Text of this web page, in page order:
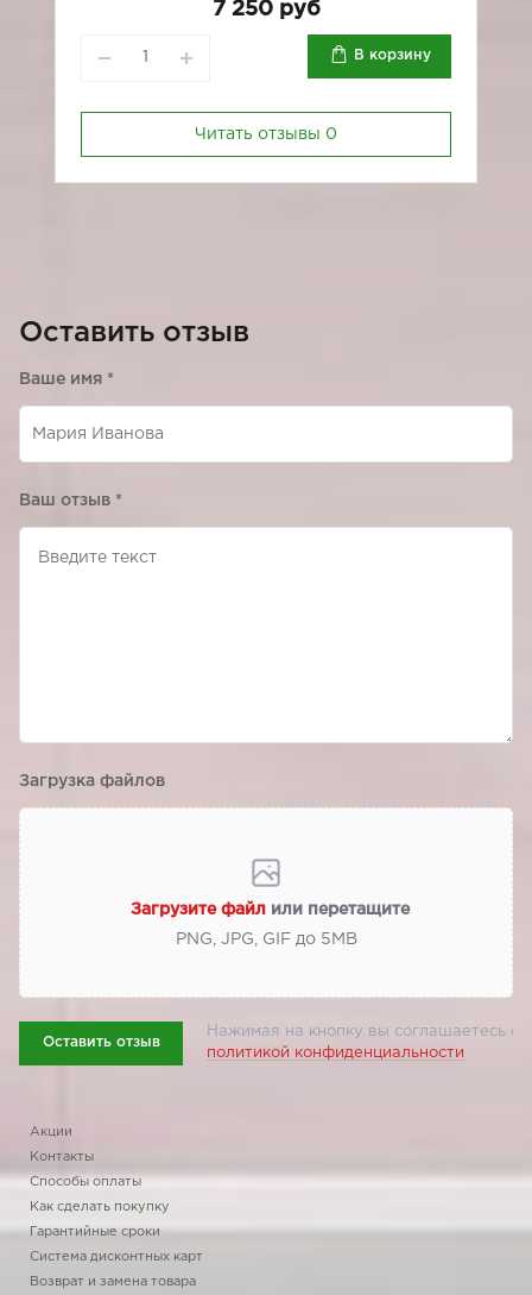
7 250 руб
В корзину
Читать отзывы 0
Оставить отзыв
Ваше имя *
Ваш отзыв *
Загрузка файлов
Загрузите файл или перетащите
PNG, JPG, GIF до 5МВ
Оставить отзыв
Нажимая на кнопку вы соглашаетесь с
политикой конфиденциальности
Акции
Контакты
Способы оплаты
Как сделать покупку
Гарантийные сроки
Система дисконтных карт
Возврат и замена товара